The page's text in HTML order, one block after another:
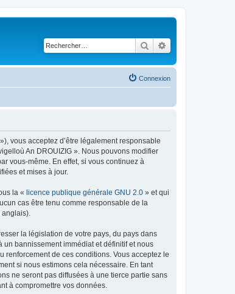
Rechercher
Connexion
vous acceptez d’être légalement responsable
An DROUIZIG ». Nous pouvons modifier
vous-même. En effet, si vous continuez à
et mises à jour.
la « licence publique générale GNU 2.0 » et qui
cas être tenu comme responsable de la
anglais).
la législation de votre pays, du pays dans
bannissement immédiat et définitif et nous
renforcement de ces conditions. Vous acceptez le
si nous estimons cela nécessaire. En tant
ne seront pas diffusées à une tierce partie sans
à compromettre vos données.